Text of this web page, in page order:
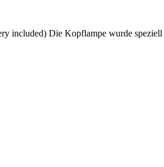
included) Die Kopflampe wurde